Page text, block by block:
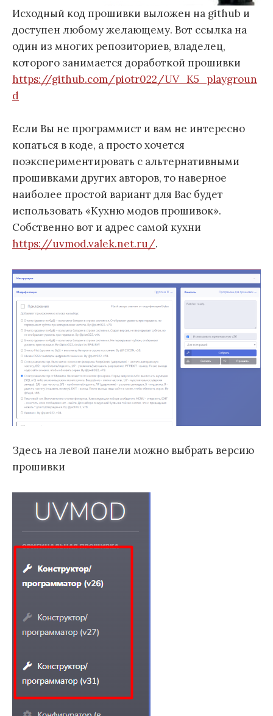
Исходный код прошивки выложен на github и
доступен любому желающему. Вот ссылка на
один из многих репозиториев, владелец,
которого занимается доработкой прошивки
https://github.com/piotr022/UV_K5_playgroun
d
Если Вы не программист и вам не интересно
копаться в коде, а просто хочется
поэкспериментировать с альтернативными
прошивками других авторов, то наверное
наиболее простой вариант для Вас будет
использовать «Кухню модов прошивок».
Собственно вот и адрес самой кухни
https://uvmod.valek.net.ru/.
Здесь на левой панели можно выбрать версию
прошивки